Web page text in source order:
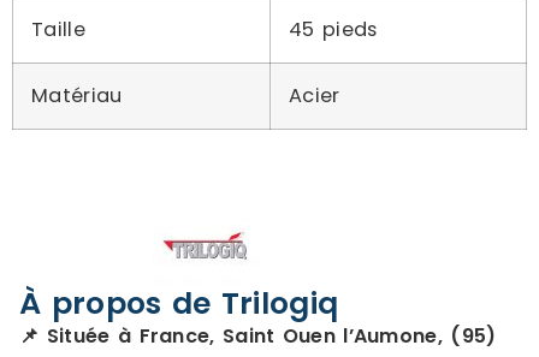
Taille 45 pieds
Matériau Acier
À propos de Trilogiq
📌 Située à France, Saint Ouen l’Aumone, (95)